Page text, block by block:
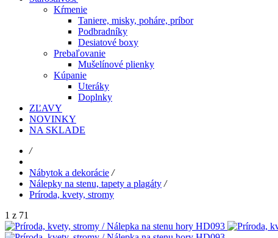
Kŕmenie
Taniere, misky, poháre, príbor
Podbradníky
Desiatové boxy
Prebaľovanie
Mušelínové plienky
Kúpanie
Uteráky
Doplnky
ZĽAVY
NOVINKY
NA SKLADE
/
Nábytok a dekorácie /
Nálepky na stenu, tapety a plagáty /
Príroda, kvety, stromy
1 z 71